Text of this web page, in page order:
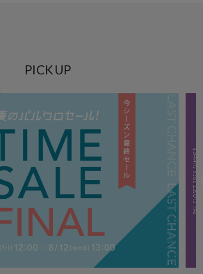
PICK UP